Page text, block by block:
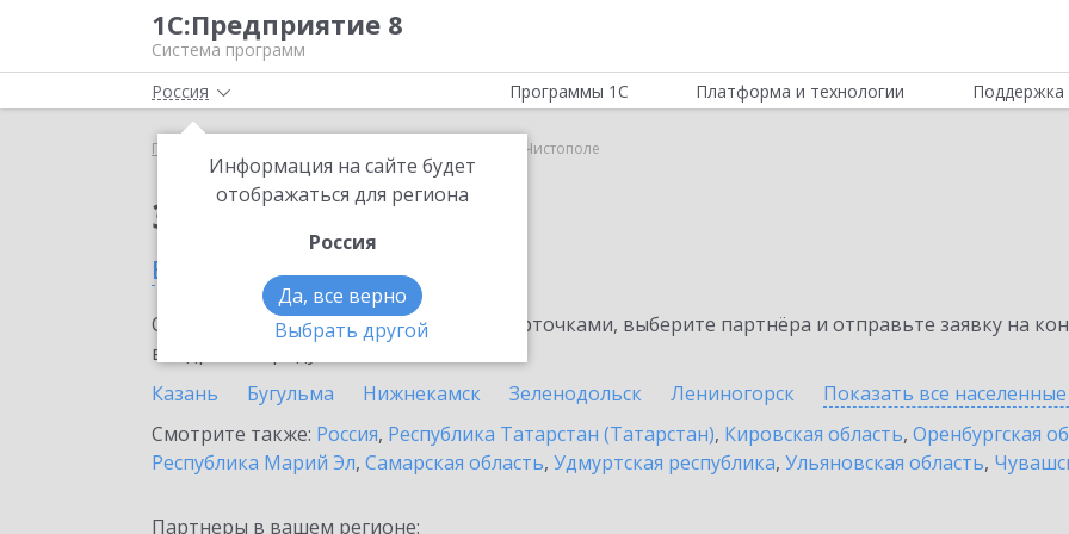
1С:Предприятие 8
Система программ
Россия
Информация на сайте будет
отображаться для региона
Россия
Да, все верно
Выбрать другой
Программы 1С Платформа и технологии Поддержка
Главная Smartway в Чистополе
Заказать Smartway
в Чистополе
Ознакомьтесь с информационными карточками, выберите партнёра и отправьте заявку на
внедрение продукта.
Казань
Бугульма Нижнекамск Зеленодольск Лениногорск Показать все населенные
Смотрите также: Россия, Республика Татарстан (Татарстан), Кировская область, Оренбургская
Республика Марий Эл, Самарская область, Удмуртская республика, Ульяновская область,
Партнеры в вашем регионе: